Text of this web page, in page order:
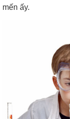
mến ấy.